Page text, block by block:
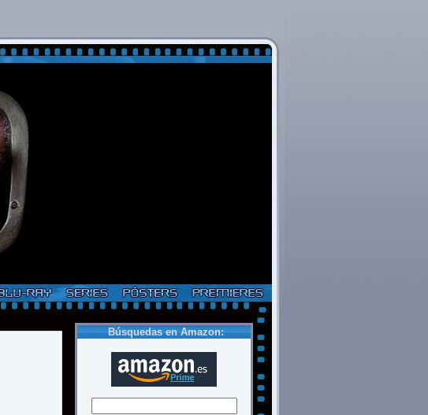
Búsquedas en Amazon: